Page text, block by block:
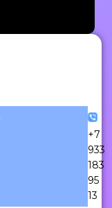
+7
933
183
95
13